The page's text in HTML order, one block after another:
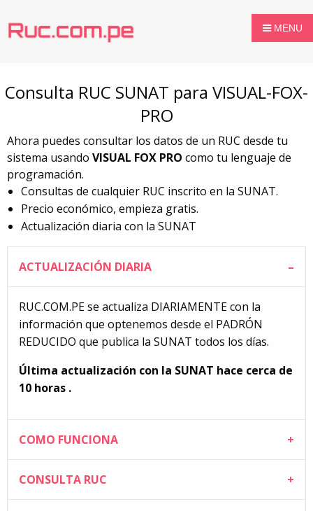
MENU
Consulta RUC SUNAT para VISUAL-FOX-
PRO
Ahora puedes consultar los datos de un RUC desde tu
sistema usando VISUAL FOX PRO como tu lenguaje de
programación.
Consultas de cualquier RUC inscrito en la SUNAT.
Precio económico, empieza gratis.
Actualización diaria con la SUNAT
ACTUALIZACIÓN DIARIA
RUC.COM.PE se actualiza DIARIAMENTE con la
información que optenemos desde el PADRÓN
REDUCIDO que publica la SUNAT todos los días.
Última actualización con la SUNAT hace cerca de
10 horas .
COMO FUNCIONA
CONSULTA RUC